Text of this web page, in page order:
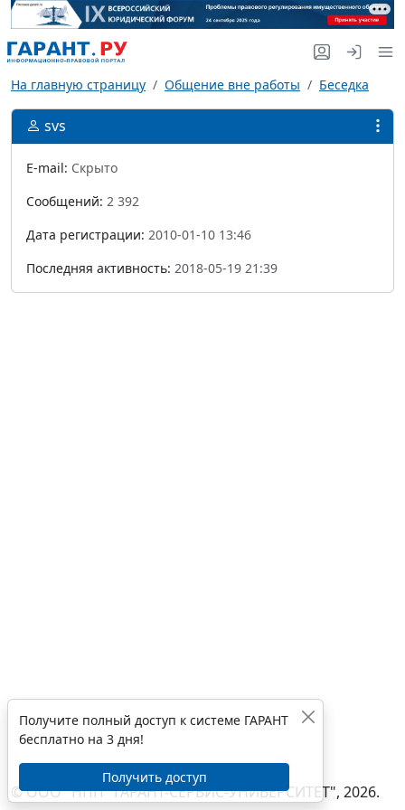
На главную страницу Общение вне работы Беседка
svs
E-mail: Скрыто
Сообщений: 2 392
Дата регистрации: 2010-01-10 13:46
Последняя активность: 2018-05-19 21:39
© ООО "НПП "ГАРАНТ-СЕРВИС-УНИВЕРСИТЕТ", 2026.
Получите полный доступ к системе ГАРАНТ
бесплатно на 3 дня!
Получить доступ